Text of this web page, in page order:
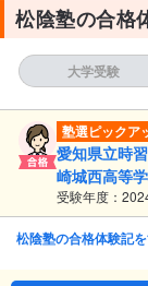
松陰塾の合格
大学受験
塾選ピックア
愛知県立時
崎城西高等
受験年度：
松陰塾の合格体験記